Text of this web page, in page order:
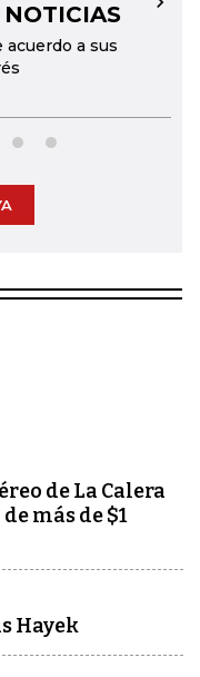
acuerdo a sus
→
de La Calera
más de $1
Hayek